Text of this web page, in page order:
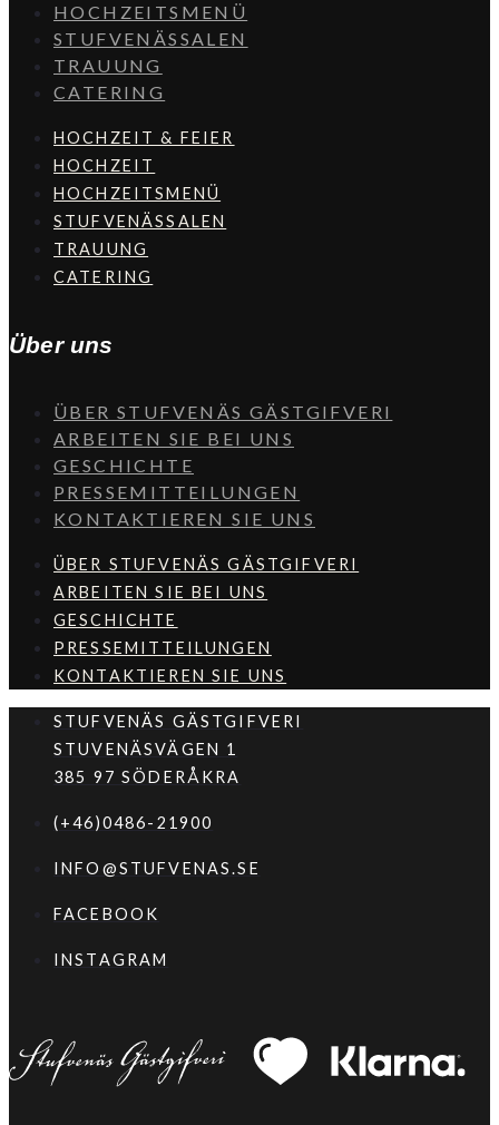
HOCHZEITSMENÜ
STUFVENÄSSALEN
TRAUUNG
CATERING
HOCHZEIT & FEIER
HOCHZEIT
HOCHZEITSMENÜ
STUFVENÄSSALEN
TRAUUNG
CATERING
Über uns
ÜBER STUFVENÄS GÄSTGIFVERI
ARBEITEN SIE BEI UNS
GESCHICHTE
PRESSEMITTEILUNGEN
KONTAKTIEREN SIE UNS
ÜBER STUFVENÄS GÄSTGIFVERI
ARBEITEN SIE BEI UNS
GESCHICHTE
PRESSEMITTEILUNGEN
KONTAKTIEREN SIE UNS
STUFVENÄS GÄSTGIFVERI
STUVENÄSVÄGEN 1
385 97 SÖDERÅKRA
(+46)0486-21900
INFO@STUFVENAS.SE
FACEBOOK
INSTAGRAM